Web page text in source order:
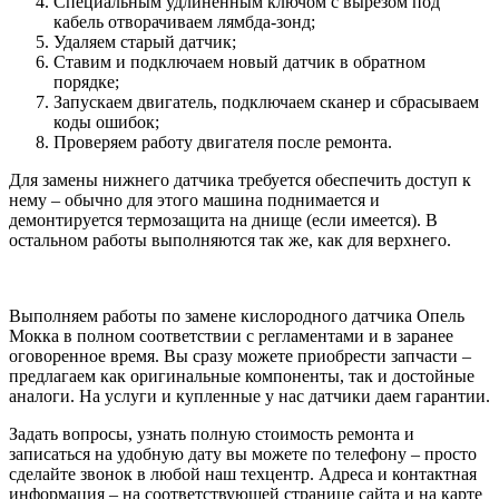
кабель отворачиваем лямбда-зонд;
Удаляем старый датчик;
Ставим и подключаем новый датчик в обратном
порядке;
Запускаем двигатель, подключаем сканер и сбрасываем
коды ошибок;
Проверяем работу двигателя после ремонта.
Для замены нижнего датчика требуется обеспечить доступ к
нему – обычно для этого машина поднимается и
демонтируется термозащита на днище (если имеется). В
остальном работы выполняются так же, как для верхнего.
Выполняем работы по замене кислородного датчика Опель
Мокка в полном соответствии с регламентами и в заранее
оговоренное время. Вы сразу можете приобрести запчасти –
предлагаем как оригинальные компоненты, так и достойные
аналоги. На услуги и купленные у нас датчики даем гарантии.
Задать вопросы, узнать полную стоимость ремонта и
записаться на удобную дату вы можете по телефону – просто
сделайте звонок в любой наш техцентр. Адреса и контактная
информация – на соответствующей странице сайта и на карте